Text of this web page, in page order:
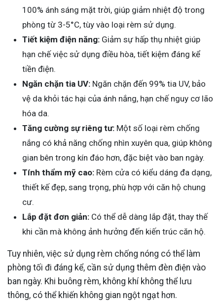
100% ánh sáng mặt trời, giúp giảm nhiệt độ trong
phòng từ 3-5°C, tùy vào loại rèm sử dụng.
Tiết kiệm điện năng: Giảm sự hấp thụ nhiệt giúp
hạn chế việc sử dụng điều hòa, tiết kiệm đáng kể
tiền điện.
Ngăn chặn tia UV: Ngăn chặn đến 99% tia UV, bảo
vệ da khỏi tác hại của ánh nắng, hạn chế nguy cơ lão
hóa da.
Tăng cường sự riêng tư: Một số loại rèm chống
nắng có khả năng chống nhìn xuyên qua, giúp không
gian bên trong kín đáo hơn, đặc biệt vào ban ngày.
Tính thẩm mỹ cao: Rèm cửa có kiểu dáng đa dạng,
thiết kế đẹp, sang trọng, phù hợp với căn hộ chung
cư.
Lắp đặt đơn giản: Có thể dễ dàng lắp đặt, thay thế
khi cần mà không ảnh hưởng đến kiến trúc căn hộ.
Tuy nhiên, việc sử dụng rèm chống nóng có thể làm
phòng tối đi đáng kể, cần sử dụng thêm đèn điện vào
ban ngày. Khi buông rèm, không khí không thể lưu
thông, có thể khiến không gian ngột ngạt hơn.